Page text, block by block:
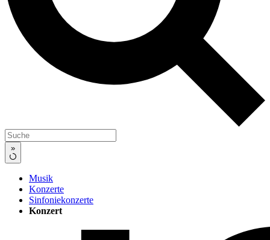
»
Musik
Konzerte
Sinfoniekonzerte
Konzert